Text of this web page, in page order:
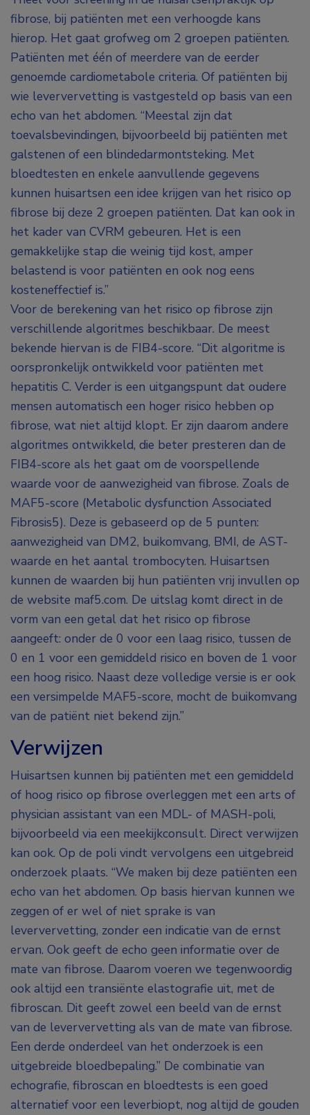
fibrose, bij patiënten met een verhoogde kans
hierop. Het gaat grofweg om 2 groepen patiënten.
Patiënten met één of meerdere van de eerder
genoemde cardiometabole criteria. Of patiënten bij
wie leververvetting is vastgesteld op basis van een
echo van het abdomen. “Meestal zijn dat
toevalsbevindingen, bijvoorbeeld bij patiënten met
galstenen of een blindedarmontsteking. Met
bloedtesten en enkele aanvullende gegevens
kunnen huisartsen een idee krijgen van het risico op
fibrose bij deze 2 groepen patiënten. Dat kan ook in
het kader van CVRM gebeuren. Het is een
gemakkelijke stap die weinig tijd kost, amper
belastend is voor patiënten en ook nog eens
kosteneffectief is.”
Voor de berekening van het risico op fibrose zijn
verschillende algoritmes beschikbaar. De meest
bekende hiervan is de FIB4-score. “Dit algoritme is
oorspronkelijk ontwikkeld voor patiënten met
hepatitis C. Verder is een uitgangspunt dat oudere
mensen automatisch een hoger risico hebben op
fibrose, wat niet altijd klopt. Er zijn daarom andere
algoritmes ontwikkeld, die beter presteren dan de
FIB4-score als het gaat om de voorspellende
waarde voor de aanwezigheid van fibrose. Zoals de
MAF5-score (Metabolic dysfunction Associated
Fibrosis5). Deze is gebaseerd op de 5 punten:
aanwezigheid van DM2, buikomvang, BMI, de AST-
waarde en het aantal trombocyten. Huisartsen
kunnen de waarden bij hun patiënten vrij invullen op
de website maf5.com. De uitslag komt direct in de
vorm van een getal dat het risico op fibrose
aangeeft: onder de 0 voor een laag risico, tussen de
0 en 1 voor een gemiddeld risico en boven de 1 voor
een hoog risico. Naast deze volledige versie is er ook
een versimpelde MAF5-score, mocht de buikomvang
van de patiënt niet bekend zijn.”
Verwijzen
Huisartsen kunnen bij patiënten met een gemiddeld
of hoog risico op fibrose overleggen met een arts of
physician assistant van een MDL- of MASH-poli,
bijvoorbeeld via een meekijkconsult. Direct verwijzen
kan ook. Op de poli vindt vervolgens een uitgebreid
onderzoek plaats. “We maken bij deze patiënten een
echo van het abdomen. Op basis hiervan kunnen we
zeggen of er wel of niet sprake is van
leververvetting, zonder een indicatie van de ernst
ervan. Ook geeft de echo geen informatie over de
mate van fibrose. Daarom voeren we tegenwoordig
ook altijd een transiënte elastografie uit, met de
fibroscan. Dit geeft zowel een beeld van de ernst
van de leververvetting als van de mate van fibrose.
Een derde onderdeel van het onderzoek is een
uitgebreide bloedbepaling.” De combinatie van
echografie, fibroscan en bloedtests is een goed
alternatief voor een leverbiopt, nog altijd de gouden